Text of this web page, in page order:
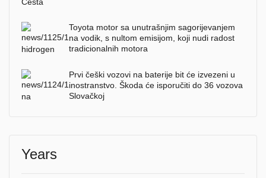
Toyota motor sa unutrašnjim sagorijevanjem
na vodik, s nultom emisijom, koji nudi radost
tradicionalnih motora
Prvi češki vozovi na baterije bit će izvezeni u
inostranstvo. Škoda će isporučiti do 36 vozova
Slovačkoj
Years